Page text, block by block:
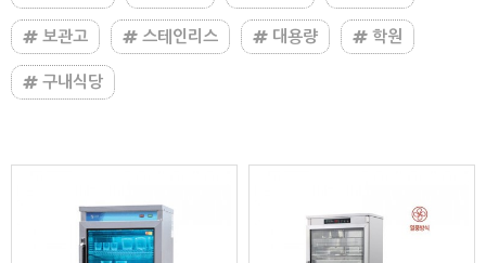
보관고 스테인리스 대용량 학원
구내식당